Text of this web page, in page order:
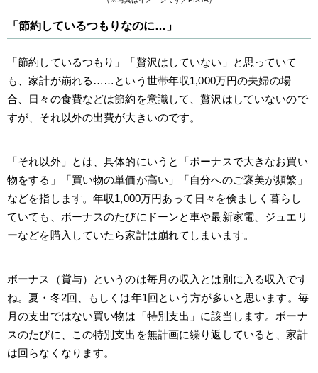
「節約しているつもりなのに…」
「節約しているつもり」「贅沢はしていない」と思っていて
も、家計が崩れる……という世帯年収1,000万円の夫婦の場
合、日々の食費などは節約を意識して、贅沢はしていないので
すが、それ以外の出費が大きいのです。
「それ以外」とは、具体的にいうと「ボーナスで大きなお買い
物をする」「買い物の単価が高い」「自分へのご褒美が頻繁」
などを指します。年収1,000万円あって日々を倹ましく暮らし
ていても、ボーナスのたびにドーンと車や最新家電、ジュエリ
ーなどを購入していたら家計は崩れてしまいます。
ボーナス（賞与）というのは毎月の収入とは別に入る収入です
ね。夏・冬2回、もしくは年1回という方が多いと思います。毎
月の支出ではない買い物は「特別支出」に該当します。ボーナ
スのたびに、この特別支出を無計画に繰り返していると、家計
は回らなくなります。